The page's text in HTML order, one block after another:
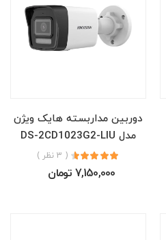
دوربین مداربسته هایک ویژن
مدل DS-2CD1023G2-LIU
( 3 نظر )
7,150,000 تومان